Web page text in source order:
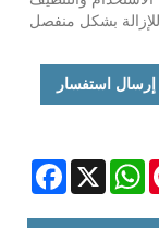
إرسال استفسار
X
WhatsApp